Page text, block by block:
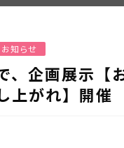
お知らせ
、企画展示【
上がれ】開催